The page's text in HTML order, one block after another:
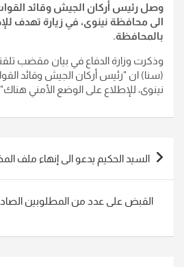
وصل رئيس أركان الجيش وقائد القوات
الى محافظة نينوى، في زيارة تهدف
بالمحافظة.
وذكرت وزارة الدفاع في بيان مقضب تلقته
(سنا) ان "رئيس أركان الجيش وقائد
نينوى، للإطلاع على الوضع الأمني
تصفّح
المقالات
السيد الحكيم يدعو الى إنهاء ملف
القبض على عدد من المطلوبين